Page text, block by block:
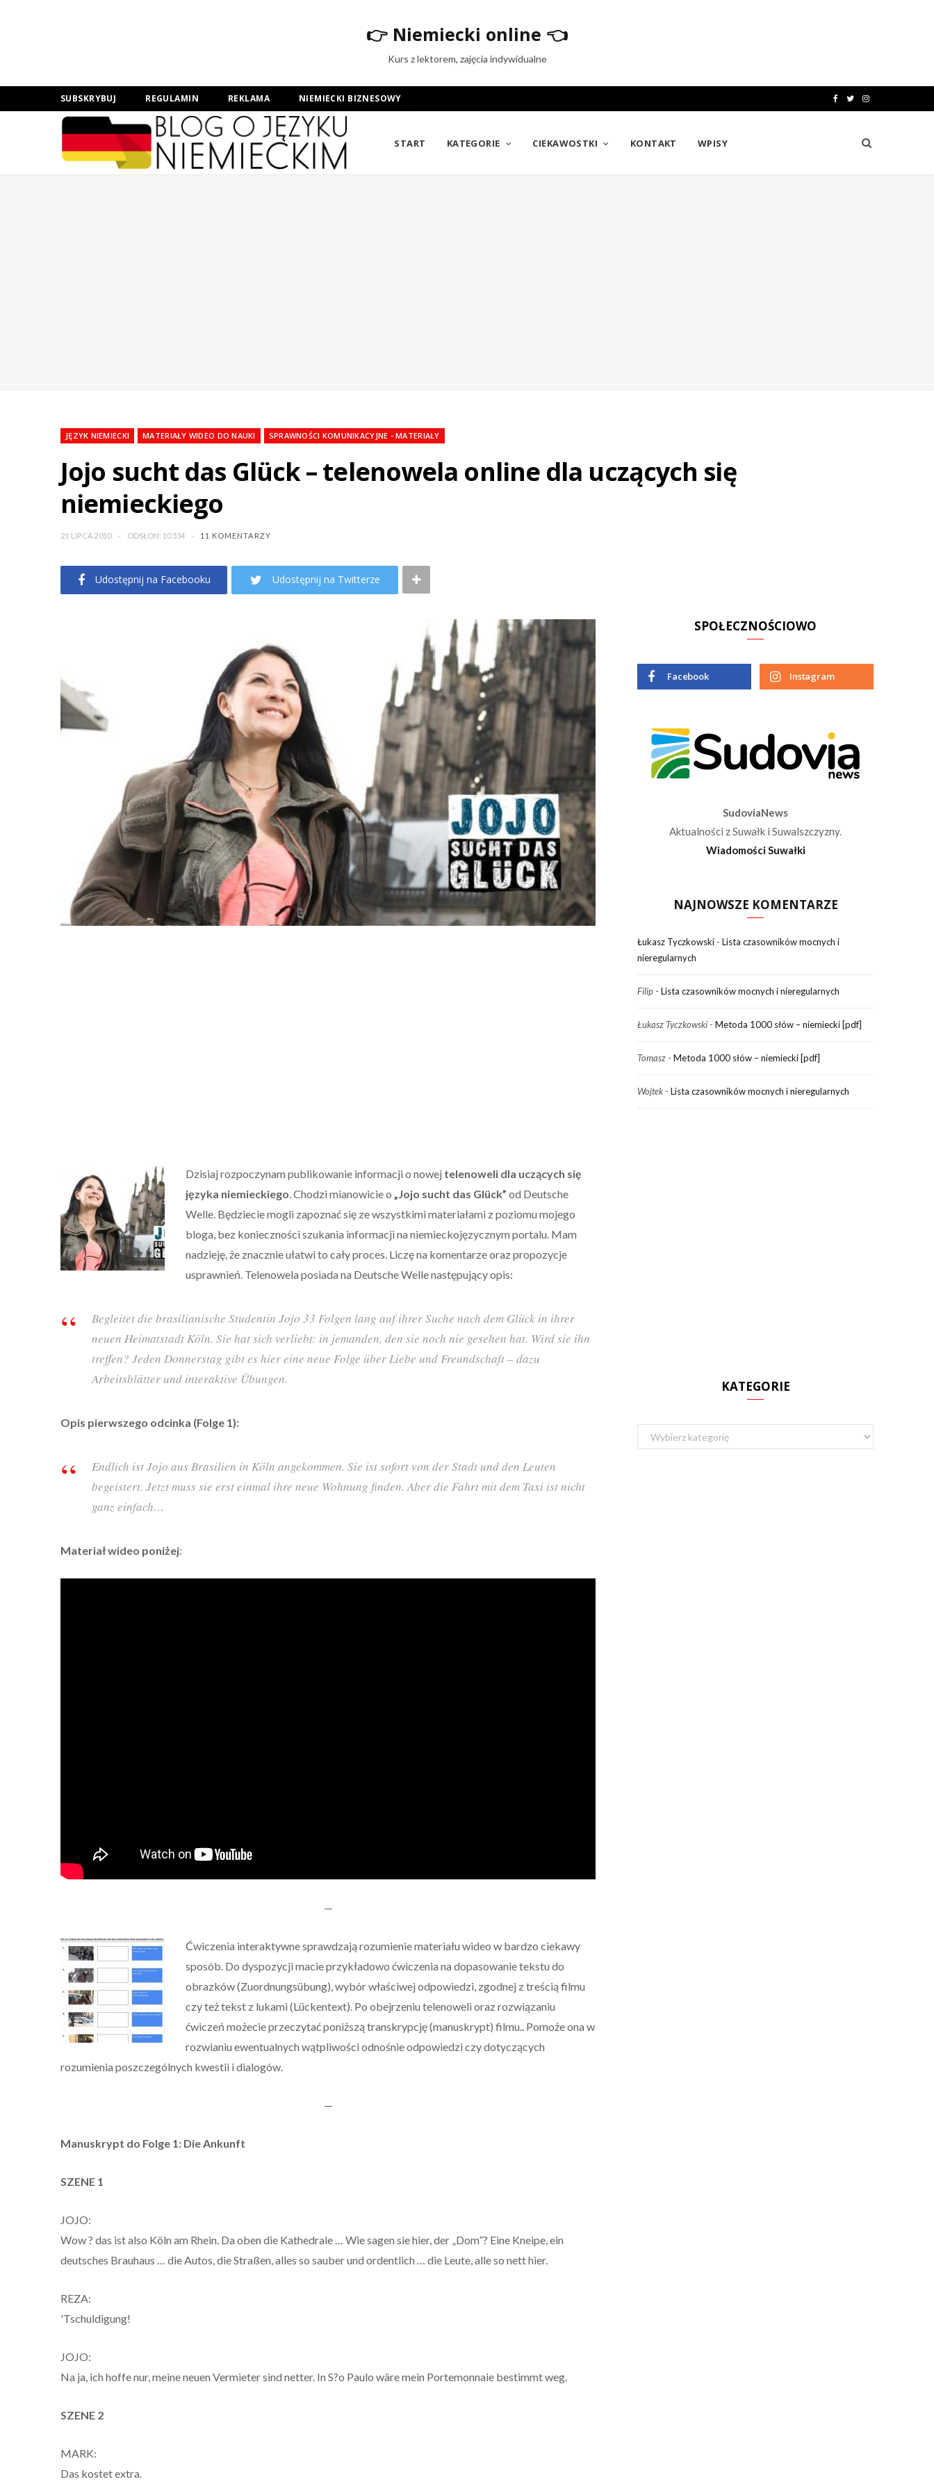
👉 Niemiecki online 👈
Kurs z lektorem, zajęcia indywidualne
SUBSKRYBUJ REGULAMIN REKLAMA NIEMIECKI BIZNESOWY
e
T
t
I
s
t
START KATEGORIE CIEKAWOSTKI KONTAKT WPISY
JĘZYK NIEMIECKI MATERIAŁY WIDEO DO NAUKI SPRAWNOŚCI KOMUNIKACYJNE - MATERIAŁY
Jojo sucht das Glück – telenowela online dla uczących się
niemieckiego
21 LIPCA 2010 ODSŁON: 10 534 11 KOMENTARZY
Udostępnij na Facebooku Udostępnij na Twitterze
Dzisiaj rozpoczynam publikowanie informacji o nowej telenoweli dla uczących się
języka niemieckiego. Chodzi mianowicie o „Jojo sucht das Glück” od Deutsche
Welle. Będziecie mogli zapoznać się ze wszystkimi materiałami z poziomu mojego
bloga, bez konieczności szukania informacji na niemieckojęzycznym portalu. Mam
nadzieję, że znacznie ułatwi to cały proces. Liczę na komentarze oraz propozycje
usprawnień. Telenowela posiada na Deutsche Welle następujący opis:
Begleitet die brasilianische Studentin Jojo 33 Folgen lang auf ihrer Suche nach dem Glück in ihrer
neuen Heimatstadt Köln. Sie hat sich verliebt: in jemanden, den sie noch nie gesehen hat. Wird sie ihn
treffen? Jeden Donnerstag gibt es hier eine neue Folge über Liebe und Freundschaft – dazu
Arbeitsblätter und interaktive Übungen.
Opis pierwszego odcinka (Folge 1):
Endlich ist Jojo aus Brasilien in Köln angekommen. Sie ist sofort von der Stadt und den Leuten
begeistert. Jetzt muss sie erst einmal ihre neue Wohnung finden. Aber die Fahrt mit dem Taxi ist nicht
ganz einfach…
Materiał wideo poniżej:
—
Ćwiczenia interaktywne sprawdzają rozumienie materiału wideo w bardzo ciekawy
sposób. Do dyspozycji macie przykładowo ćwiczenia na dopasowanie tekstu do
obrazków (Zuordnungsübung), wybór właściwej odpowiedzi, zgodnej z treścią filmu
czy też tekst z lukami (Lückentext). Po obejrzeniu telenoweli oraz rozwiązaniu
ćwiczeń możecie przeczytać poniższą transkrypcję (manuskrypt) filmu.. Pomoże ona w
rozwianiu ewentualnych wątpliwości odnośnie odpowiedzi czy dotyczących
rozumienia poszczególnych kwestii i dialogów.
—
Manuskrypt do Folge 1: Die Ankunft
SZENE 1
JOJO:
Wow ? das ist also Köln am Rhein. Da oben die Kathedrale … Wie sagen sie hier, der „Dom”? Eine Kneipe, ein
deutsches Brauhaus … die Autos, die Straßen, alles so sauber und ordentlich … die Leute, alle so nett hier.
REZA:
'Tschuldigung!
JOJO:
Na ja, ich hoffe nur, meine neuen Vermieter sind netter. In S?o Paulo wäre mein Portemonnaie bestimmt weg.
SZENE 2
MARK:
Das kostet extra.
SPOŁECZNOŚCIOWO
Facebook Instagram
SudoviaNews
Aktualności z Suwałk i Suwalszczyzny.
Wiadomości Suwałki
NAJNOWSZE KOMENTARZE
Łukasz Tyczkowski - Lista czasowników mocnych i
nieregularnych
Filip - Lista czasowników mocnych i nieregularnych
Łukasz Tyczkowski - Metoda 1000 słów – niemiecki [pdf]
Tomasz - Metoda 1000 słów – niemiecki [pdf]
Wojtek - Lista czasowników mocnych i nieregularnych
KATEGORIE
Kategorie